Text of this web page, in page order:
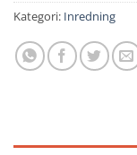
Kategori: Inredning